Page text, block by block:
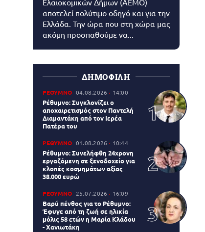
Ελαιοκομικών Δήμων (AEMO)
αποτελεί πολύτιμο οδηγό και για την
Ελλάδα. Την ώρα που στη χώρα μας
ακόμη προσπαθούμε να...
ΔΗΜΟΦΙΛΗ
ΡΕΘΥΜΝΟ 04.08.2026 14:00
Ρέθυμνο: Συγκλονίζει ο
αποχαιρετισμός στον Παντελή
Διαμαντάκη από τον Ιερέα
Πατέρα του
ΡΕΘΥΜΝΟ 01.08.2026 10:44
Ρέθυμνο: Συνελήφθη 24χρονη
εργαζόμενη σε ξενοδοχείο για
κλοπές κοσμημάτων αξίας
38.000 ευρώ
ΡΕΘΥΜΝΟ 25.07.2026 16:09
Βαρύ πένθος για το Ρέθυμνο:
Έφυγε από τη ζωή σε ηλικία
μόλις 58 ετών η Μαρία Κλάδου
- Χανιωτάκη